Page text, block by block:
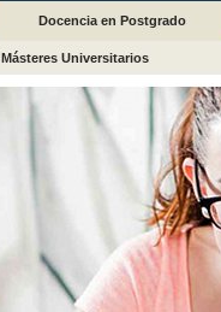
Docencia en Postgrado
Másteres Universitarios